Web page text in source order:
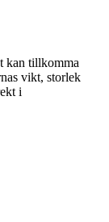
kan tillkomma
vikt, storlek
i